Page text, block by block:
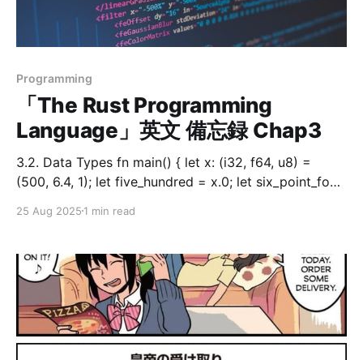
$ sudo apt update $ sudo apt install mariadb-client
mariadb-server -y 2. サンプルデータの入手 MySQL公
式のGitHubからダウンロードします。
Programming
「The Rust Programming
Language」英文 備忘録 Chap3
3.2. Data Types fn main() { let x: (i32, f64, u8) =
(500, 6.4, 1); let five_hundred = x.0; let six_point_four
and then accesses each element of the tuple using
25 Aug 2025 1 min read